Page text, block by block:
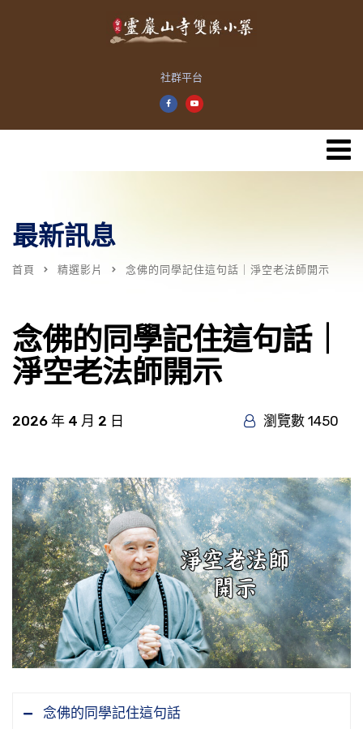
社群平台
最新訊息
首頁 精選影片 念佛的同學記住這句話｜淨空老法師開示
念佛的同學記住這句話｜
淨空老法師開示
2026 年 4 月 2 日 瀏覽數 1450
念佛的同學記住這句話